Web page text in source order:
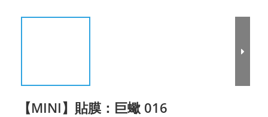
【MINI】貼膜：巨蠍 016